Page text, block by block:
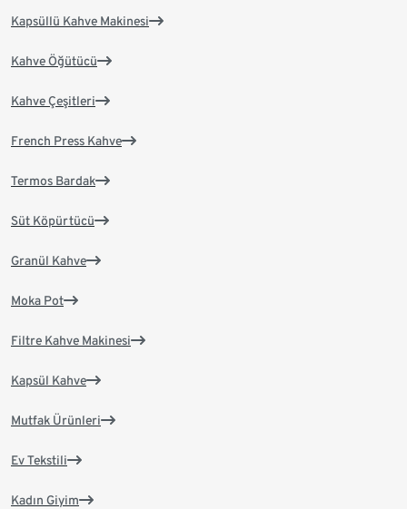
Kapsüllü Kahve Makinesi
Kahve Öğütücü
Kahve Çeşitleri
French Press Kahve
Termos Bardak
Süt Köpürtücü
Granül Kahve
Moka Pot
Filtre Kahve Makinesi
Kapsül Kahve
Mutfak Ürünleri
Ev Tekstili
Kadın Giyim